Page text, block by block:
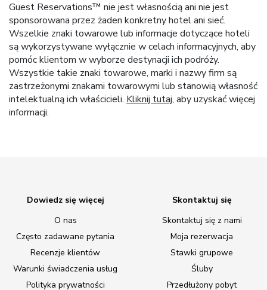
Guest Reservations™ nie jest własnością ani nie jest
sponsorowana przez żaden konkretny hotel ani sieć.
Wszelkie znaki towarowe lub informacje dotyczące hoteli
są wykorzystywane wyłącznie w celach informacyjnych, aby
pomóc klientom w wyborze destynacji ich podróży.
Wszystkie takie znaki towarowe, marki i nazwy firm są
zastrzeżonymi znakami towarowymi lub stanowią własność
intelektualną ich właścicieli. Kliknij tutaj, aby uzyskać więcej
informacji.
Dowiedz się więcej
O nas
Często zadawane pytania
Recenzje klientów
Warunki świadczenia usług
Polityka prywatności
Skontaktuj się
Skontaktuj się z nami
Moja rezerwacja
Stawki grupowe
Śluby
Przedłużony pobyt